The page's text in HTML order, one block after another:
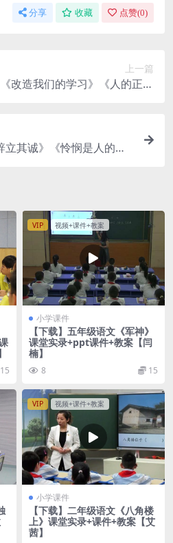
分享 收藏 点赞(0)
上一篇
改造我们的学习》《人的正确
立其诚》《怜悯是人的天
15
VIP 视频+课件+教案
小学课件
【下载】五年级语文《军神》
课堂实录+ppt课件+教案【闫
楠】
8 15
VIP 视频+课件+教案
小学课件
【下载】二年级语文《八角楼
上》课堂实录+课件+教案【艾
茜】